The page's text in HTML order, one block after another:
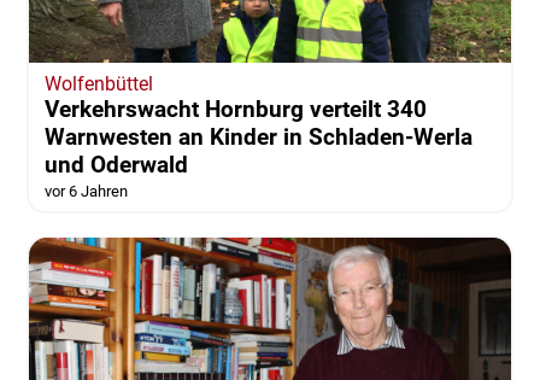
Wolfenbüttel
Verkehrswacht Hornburg verteilt 340
Warnwesten an Kinder in Schladen-Werla
und Oderwald
vor 6 Jahren